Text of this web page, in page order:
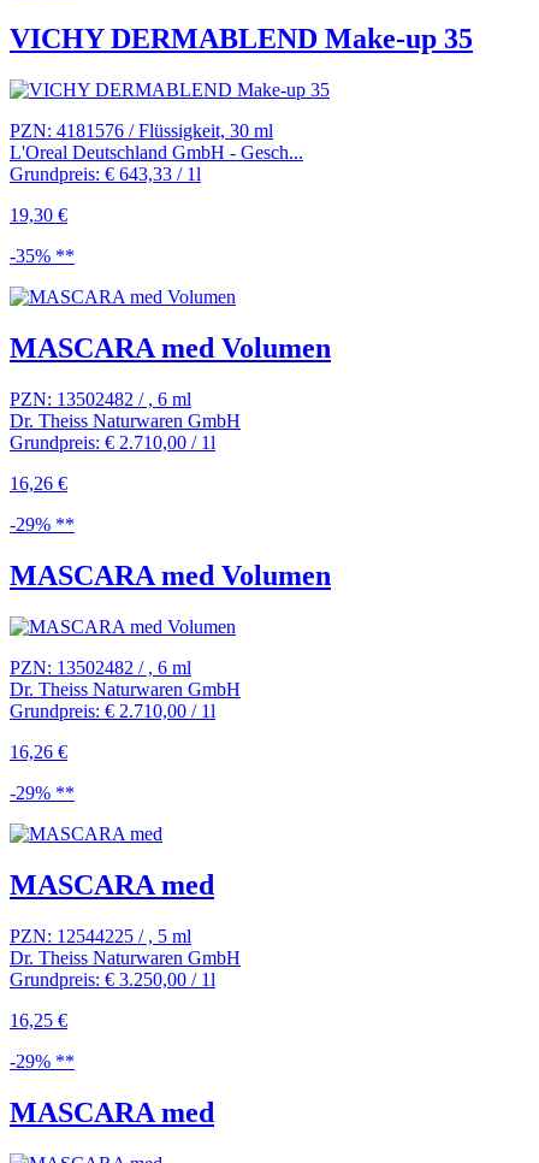
VICHY DERMABLEND Make-up 35
PZN: 4181576 / Flüssigkeit, 30 ml
L'Oreal Deutschland GmbH - Gesch...
Grundpreis: € 643,33 / 1l
19,30 €
-35% **
MASCARA med Volumen
PZN: 13502482 / , 6 ml
Dr. Theiss Naturwaren GmbH
Grundpreis: € 2.710,00 / 1l
16,26 €
-29% **
MASCARA med Volumen
PZN: 13502482 / , 6 ml
Dr. Theiss Naturwaren GmbH
Grundpreis: € 2.710,00 / 1l
16,26 €
-29% **
MASCARA med
PZN: 12544225 / , 5 ml
Dr. Theiss Naturwaren GmbH
Grundpreis: € 3.250,00 / 1l
16,25 €
-29% **
MASCARA med